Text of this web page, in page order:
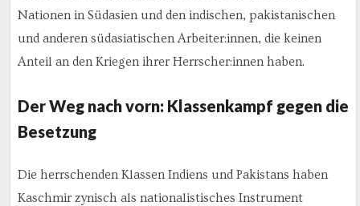
Nationen in Südasien und den indischen, pakistanischen
und anderen südasiatischen Arbeiter:innen, die keinen
Anteil an den Kriegen ihrer Herrscher:innen haben.
Der Weg nach vorn: Klassenkampf gegen die
Besetzung
Die herrschenden Klassen Indiens und Pakistans haben
Kaschmir zynisch als nationalistisches Instrument